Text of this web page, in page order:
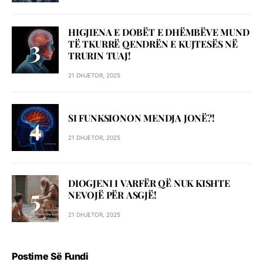
HIGJIENA E DOBËT E DHËMBËVE MUND
TË TKURRË QENDRËN E KUJTESËS NË
TRURIN TUAJ!
21 DHJETOR, 2025
SI FUNKSIONON MENDJA JONË?!
21 DHJETOR, 2025
DIOGJENI I VARFËR QË NUK KISHTE
NEVOJË PËR ASGJË!
21 DHJETOR, 2025
Postime Së Fundi